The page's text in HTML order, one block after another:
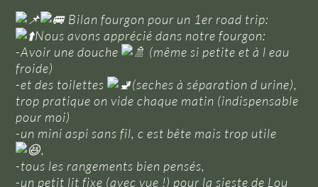
Bilan fourgon pour un 1er road trip:
Nous avons apprécié dans notre fourgon:
-Avoir une douche
(même si petite et à l eau
froide)
-et des toilettes
(seches à séparation d urine),
trop pratique on vide chaque matin (indispensable
pour moi)
-un mini aspi sans fil, c est bête mais trop utile
,
-tous les rangements bien pensés,
-un petit lit fixe (avec vue !) pour la sieste de Lou